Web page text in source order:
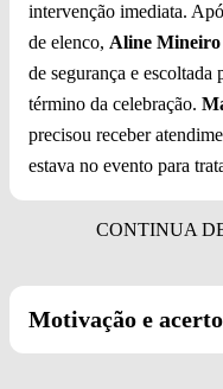
intervenção imediata.
de elenco, Aline Mineiro
de segurança e
término da celebração.
precisou receber
estava no evento para
Motivação e